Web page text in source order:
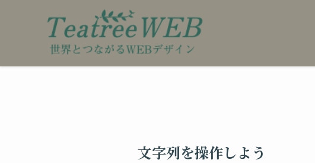
文字列を操作しよう